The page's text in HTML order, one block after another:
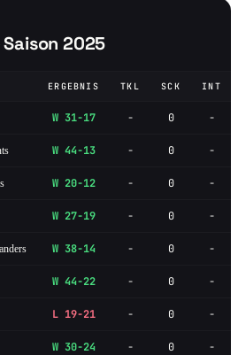
2025
ERGEBNIS TKL SCK INT
W 31-17 - 0 -
W 44-13 - 0 -
W 20-12 - 0 -
W 27-19 - 0 -
W 38-14 - 0 -
W 44-22 - 0 -
L 19-21 - 0 -
W 30-24 - 0 -